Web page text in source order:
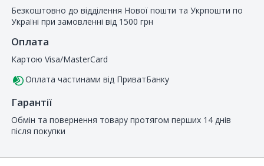
Безкоштовно до відділення Нової пошти та Укрпошти по
Україні при замовленні від 1500 грн
Оплата
Картою Visa/MasterCard
Оплата частинами від ПриватБанку
Гарантії
Обмін та повернення товару протягом перших 14 днів
після покупки